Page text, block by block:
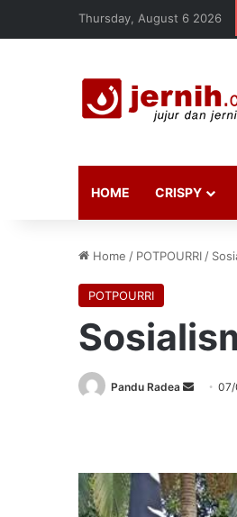
Thursday, August 6 2026
HOME CRISPY
Home / POTPOURRI /
POTPOURRI
Pandu Radea
Send